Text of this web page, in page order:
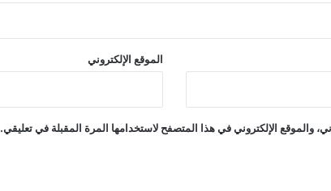
الموقع الإلكتروني
والموقع الإلكتروني في هذا المتصفح لاستخدامها المرة المقبلة في تعليقي.